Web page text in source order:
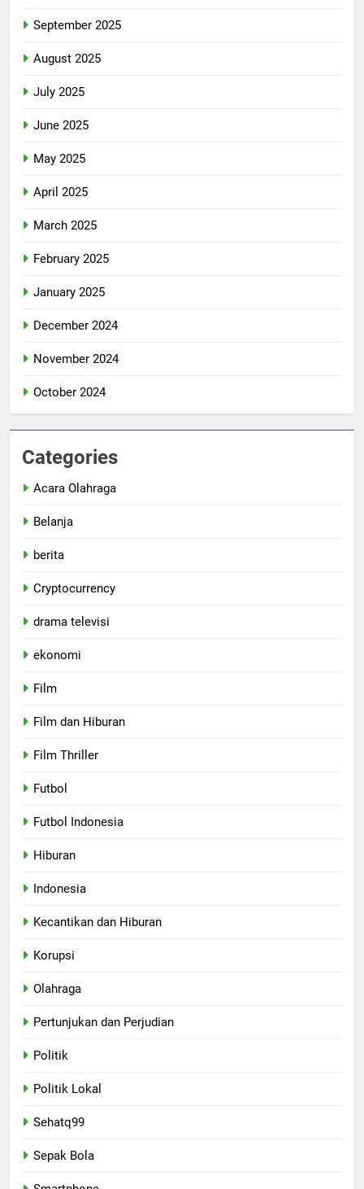
September 2025
August 2025
July 2025
June 2025
May 2025
April 2025
March 2025
February 2025
January 2025
December 2024
November 2024
October 2024
Categories
Acara Olahraga
Belanja
berita
Cryptocurrency
drama televisi
ekonomi
Film
Film dan Hiburan
Film Thriller
Futbol
Futbol Indonesia
Hiburan
Indonesia
Kecantikan dan Hiburan
Korupsi
Olahraga
Pertunjukan dan Perjudian
Politik
Politik Lokal
Sehatq99
Sepak Bola